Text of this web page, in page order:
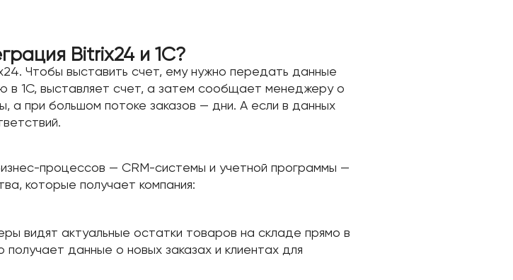
Bitrix24 и 1С?
Чтобы выставить счет, ему нужно передать данные
в 1С, выставляет счет, а затем сообщает менеджеру о
а при большом потоке заказов — дни. А если в данных
процессов — CRM-системы и учетной программы —
которые получает компания:
видят актуальные остатки товаров на складе прямо в
данные о новых заказах и клиентах для